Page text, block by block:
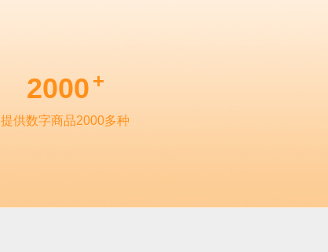
2000 +
提供数字商品2000多种